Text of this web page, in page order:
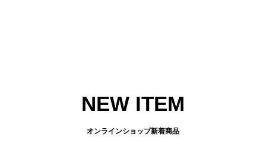
NEW ITEM
オンラインショップ新着商品